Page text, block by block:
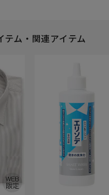
テム・関連アイテム